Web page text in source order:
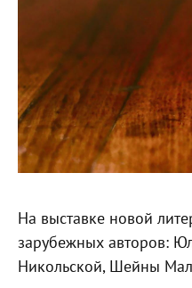
На выставке новой
зарубежных авторов:
Никольской, Шейны